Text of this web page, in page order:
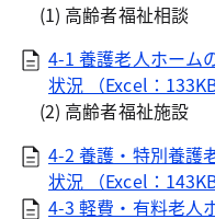
(1) 高齢者福祉相談
4-1 養護老人ホーム
状況 （Excel：133KB
(2) 高齢者福祉施設
4-2 養護・特別養護
状況 （Excel：143KB
4-3 軽費・有料老人